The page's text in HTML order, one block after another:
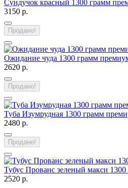
Сундучок красный 1300 грамм
3150 р.
Продано!
Ожидание чуда 1300 грамм
2620 р.
Продано!
Туба Изумрудная 1300 грамм
2480 р.
Продано!
Тубус Прованс зеленый макси
2520 р.